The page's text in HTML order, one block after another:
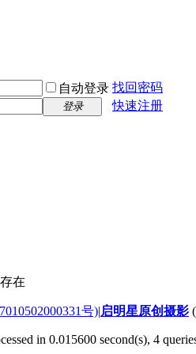
自动登录 找回密码
登录
快速注册
在
号)|启明星原创摄影
in 0.015600 second(s), 4